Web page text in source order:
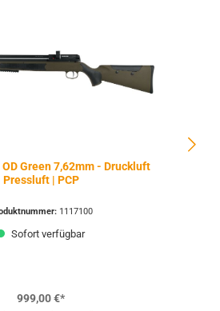
OD Green 7,62mm - Druckluft
Pressluft | PCP
1117100
Sofort verfügbar
999,00 €*